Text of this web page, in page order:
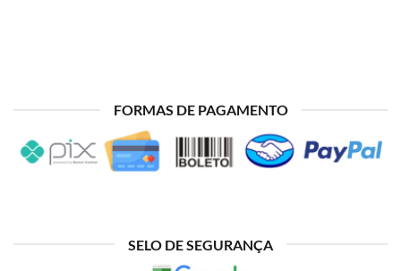
FORMAS DE PAGAMENTO
SELO DE SEGURANÇA